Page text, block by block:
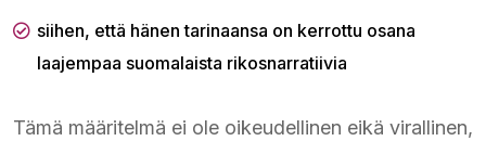
siihen, että hänen tarinaansa on kerrottu osana
laajempaa suomalaista rikosnarratiivia
Tämä määritelmä ei ole oikeudellinen eikä virallinen,